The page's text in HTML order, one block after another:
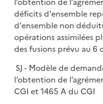
déficits d'ensemble
d'ensemble non
opérations assimilées
des fusions prévu au 6
SJ - Modèle de
l’obtention de
CGI et 1465 A du CGI